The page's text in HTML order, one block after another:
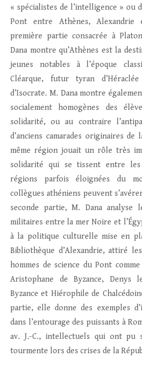
« spécialistes de l’intelligence » ou
Pont entre Athènes, Alexandrie
première partie consacrée à
Dana montre qu’Athènes est la
jeunes notables à l’époque
Cléarque, futur tyran
d’Isocrate. M. Dana montre
socialement homogènes des
solidarité, ou au contraire
d’anciens camarades originaires
même région jouait un rôle très
solidarité qui se tissent entre les
régions parfois éloignées du
collègues athéniens peuvent
seconde partie, M. Dana
militaires entre la mer Noire et
à la politique culturelle mise en
Bibliothèque d’Alexandrie, attiré
hommes de science du Pont
Aristophane de Byzance, Denys
Byzance et Hiérophile de
partie, elle donne des exemples
dans l’entourage des puissants à
av. J.-C., intellectuels qui ont pu
tourmente lors des crises de la